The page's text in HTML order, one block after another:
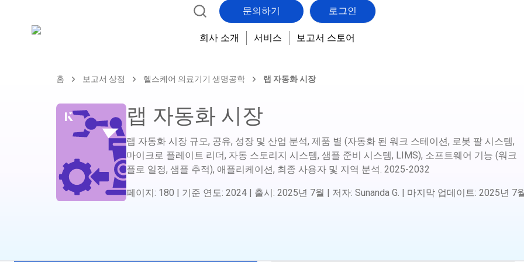
문의하기 로그인
회사 소개 서비스 보고서 스토어
홈 보고서 상점 헬스케어 의료기기 생명공학 랩 자동화 시장
랩 자동화 시장
랩 자동화 시장 규모, 공유, 성장 및 산업 분석, 제품 별 (자동화 된 워크 스테이션, 로봇 팔 시스템,
마이크로 플레이트 리더, 자동 스토리지 시스템, 샘플 준비 시스템, LIMS), 소프트웨어 기능 (워크
플로 일정, 샘플 추적), 애플리케이션, 최종 사용자 및 지역 분석. 2025-2032
페이지 : 180 기준 연도: 2024 출시 : 2025년 7월 저자: Sunanda G. 마지막 업데이트: 2025년 7